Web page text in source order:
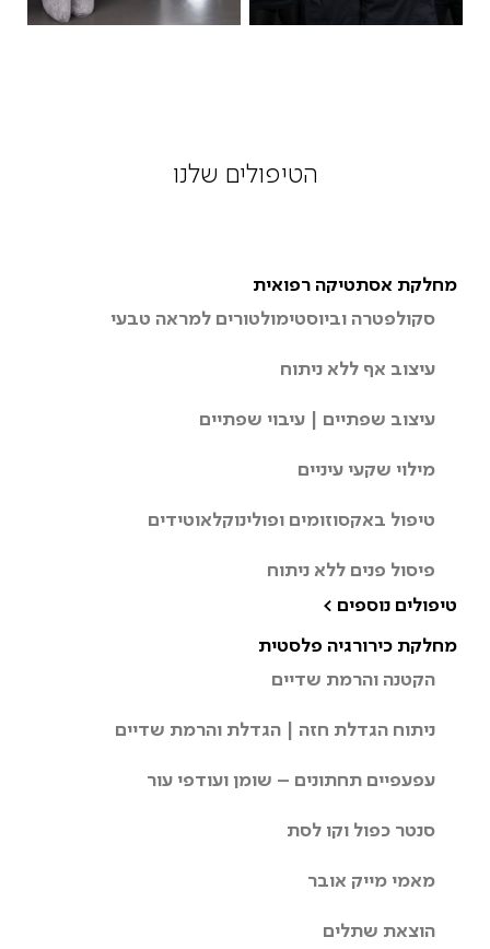
הטיפולים שלנו
מחלקת אסתטיקה רפואית
סקולפטרה וביוסטימולטורים למראה טבעי
עיצוב אף ללא ניתוח
עיצוב שפתיים | עיבוי שפתיים
מילוי שקעי עיניים
טיפול באקסוזומים ופולינוקלאוטידים
פיסול פנים ללא ניתוח
טיפולים נוספים >
מחלקת כירורגיה פלסטית
הקטנה והרמת שדיים
ניתוח הגדלת חזה | הגדלת והרמת שדיים
עפעפיים תחתונים – שומן ועודפי עור
סנטר כפול וקו לסת
מאמי מייק אובר
הוצאת שתלים